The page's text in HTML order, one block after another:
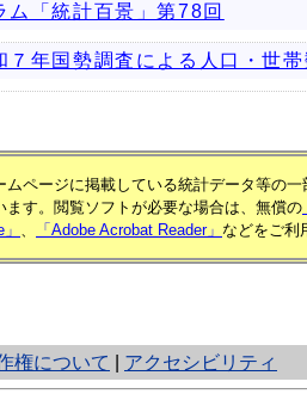
ム「統計百景」第78回
７年国勢調査による人口・世帯
ムページに掲載している統計データ等の
ます。閲覧ソフトが必要な場合は、無償の
、 「Adobe Acrobat Reader」 などをご利
権について アクセシビリティ